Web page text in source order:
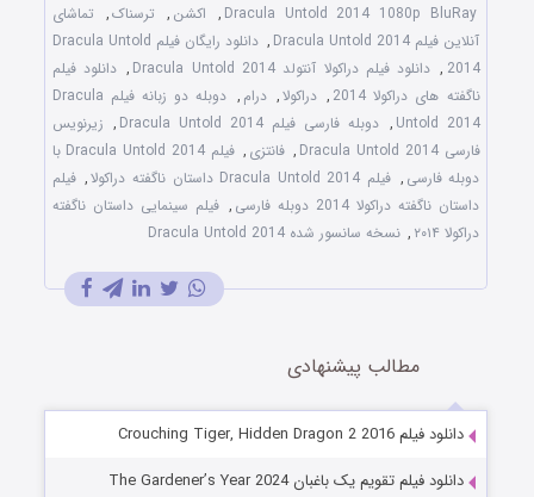
Dracula Untold 2014 1080p BluRay
, اکشن , ترسناک, تماشای
آنلاین فیلم Dracula Untold 2014
,
دانلود رایگان فیلم Dracula Untold
2014
, دانلود فیلم دراکولا آنتولد Dracula Untold 2014 , دانلود فیلم
ناگفته های دراکولا 2014
, دراکولا, درام ,
دوبله دو زبانه فیلم Dracula
Untold 2014
, دوبله فارسی فیلم Dracula Untold 2014 , زیرنویس
فارسی Dracula Untold 2014
, فانتزی ,
فیلم Dracula Untold 2014 با
دوبله فارسی , فیلم Dracula Untold 2014 داستان ناگفته دراکولا , فیلم
داستان ناگفته دراکولا 2014 دوبله فارسی
, فیلم سینمایی داستان ناگفته
دراکولا ۲۰۱۴
, نسخه سانسور شده Dracula Untold 2014
مطالب پیشنهادی
دانلود فیلم Crouching Tiger, Hidden Dragon 2 2016
دانلود فیلم تقویم یک باغبان The Gardener’s Year 2024